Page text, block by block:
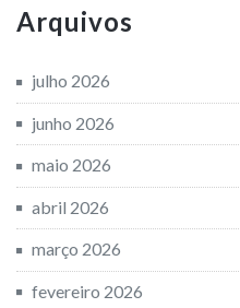
Arquivos
julho 2026
junho 2026
maio 2026
abril 2026
março 2026
fevereiro 2026